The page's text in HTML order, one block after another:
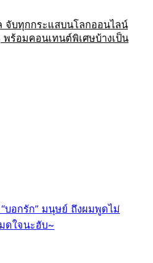
จับทุกกระแสบนโลกออนไลน์
ร้อมคอนเทนต์พิเศษบ้างเป็น